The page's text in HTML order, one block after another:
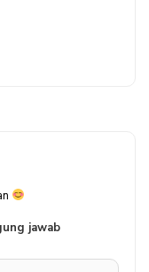
jawab